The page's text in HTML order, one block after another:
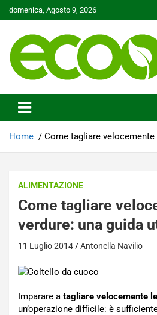
Skip
to
domenica, Agosto 9, 2026
Ecoo.it
Home Come tagliare
ALIMENTAZIONE
Come tagliare
verdure: una guida
11 Luglio 2014 Antonella Navilio
Imparare a tagliare velocemente
un’operazione difficile: è